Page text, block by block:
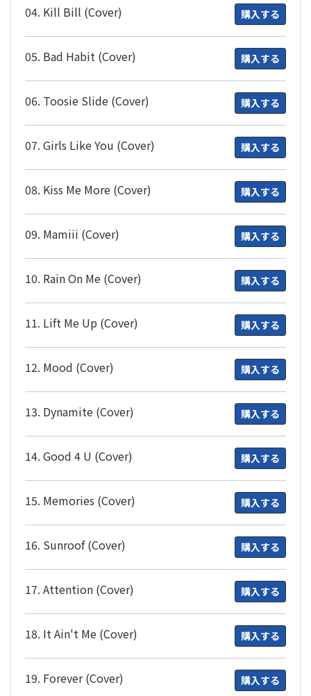
04. Kill Bill (Cover) 購入する
05. Bad Habit (Cover) 購入する
06. Toosie Slide (Cover) 購入する
07. Girls Like You (Cover) 購入する
08. Kiss Me More (Cover) 購入する
09. Mamiii (Cover) 購入する
10. Rain On Me (Cover) 購入する
11. Lift Me Up (Cover) 購入する
12. Mood (Cover) 購入する
13. Dynamite (Cover) 購入する
14. Good 4 U (Cover) 購入する
15. Memories (Cover) 購入する
16. Sunroof (Cover) 購入する
17. Attention (Cover) 購入する
18. It Ain't Me (Cover) 購入する
19. Forever (Cover) 購入する